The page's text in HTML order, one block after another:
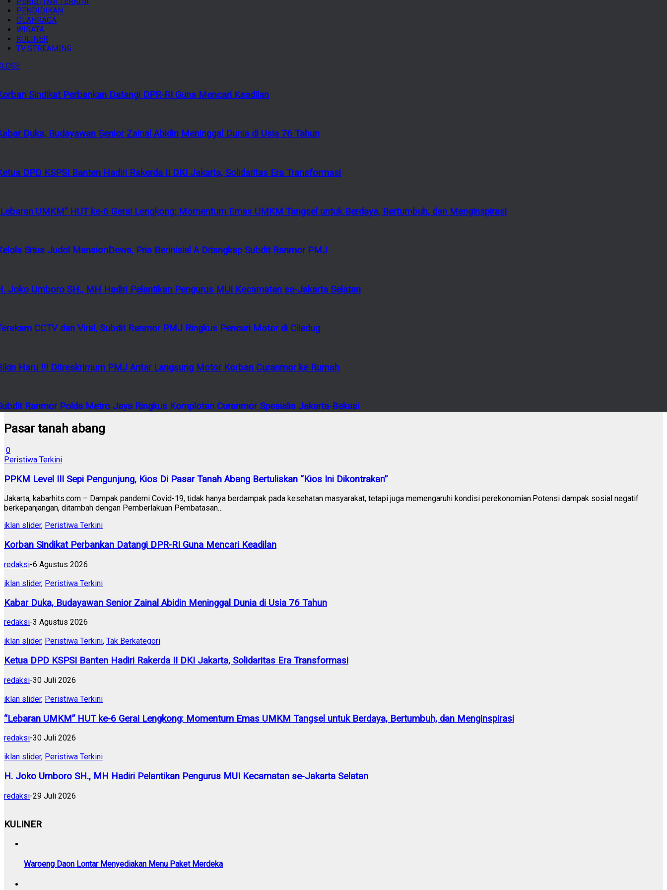
PENDIDIKAN
OLAHRAGA
WISATA
KULINER
TV STREAMING
Sindikat Perbankan Datangi DPR-RI Guna Mencari Keadilan
Duka, Budayawan Senior Zainal Abidin Meninggal Dunia di Usia 76 Tahun
DPD KSPSI Banten Hadiri Rakerda II DKI Jakarta, Solidaritas Era Transformasi
UMKM” HUT ke-6 Gerai Lengkong: Momentum Emas UMKM Tangsel untuk Berdaya, Bertumbuh, dan Menginspirasi
Situs Judol MansionDewa, Pria Berinisial A Ditangkap Subdit Ranmor PMJ
Joko Umboro SH., MH Hadiri Pelantikan Pengurus MUI Kecamatan se-Jakarta Selatan
CCTV dan Viral, Subdit Ranmor PMJ Ringkus Pencuri Motor di Ciledug
Haru !!! Ditreskrimum PMJ Antar Langsung Motor Korban Curanmor ke Rumah
Ranmor Polda Metro Jaya Ringkus Komplotan Curanmor Spesialis Jakarta-Bekasi
Pasar tanah abang
0
Peristiwa Terkini
PPKM Level III Sepi Pengunjung, Kios Di Pasar Tanah Abang Bertuliskan “Kios Ini Dikontrakan”
Jakarta, kabarhits.com – Dampak pandemi Covid-19, tidak hanya berdampak pada kesehatan masyarakat, tetapi juga memengaruhi kondisi perekonomian.Potensi dampak sosial negatif
berkepanjangan, ditambah dengan Pemberlakuan Pembatasan…
iklan slider, Peristiwa Terkini
Korban Sindikat Perbankan Datangi DPR-RI Guna Mencari Keadilan
redaksi-6 Agustus 2026
iklan slider, Peristiwa Terkini
Kabar Duka, Budayawan Senior Zainal Abidin Meninggal Dunia di Usia 76 Tahun
redaksi-3 Agustus 2026
iklan slider, Peristiwa Terkini, Tak Berkategori
Ketua DPD KSPSI Banten Hadiri Rakerda II DKI Jakarta, Solidaritas Era Transformasi
redaksi-30 Juli 2026
iklan slider, Peristiwa Terkini
“Lebaran UMKM” HUT ke-6 Gerai Lengkong: Momentum Emas UMKM Tangsel untuk Berdaya, Bertumbuh, dan Menginspirasi
redaksi-30 Juli 2026
iklan slider, Peristiwa Terkini
H. Joko Umboro SH., MH Hadiri Pelantikan Pengurus MUI Kecamatan se-Jakarta Selatan
redaksi-29 Juli 2026
KULINER
Waroeng Daon Lontar Menyediakan Menu Paket Merdeka